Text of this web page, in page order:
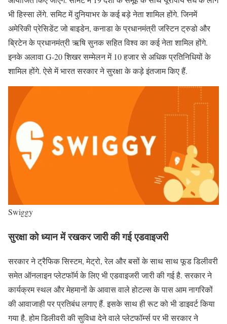
भी हिस्सा लेंगे. समिट में दुनियाभर के कई बड़े नेता शामिल होंगे. जिनमें
अमेरिकी प्रेसिडेंट जो बाइडेन, कनाडा के प्रधानमंत्री जस्टिन ट्रुडो और
ब्रिटेन के प्रधानमंत्री ऋषि सुनक सहित विश्व का कई नेता शामिल होंगे.
इनके अलावा G-20 शिखर सम्मेलन में 10 हजार से अधिक प्रतिनिधियों के
शामिल होंगे. ऐसे में भारत सरकार ने सुरक्षा के कड़े इंतजाम किए हैं.
Swiggy
सुरक्षा को ध्यान में रखकर जारी की गई एडवाइजरी
सरकार ने ट्रैफिक सिस्टम, मेट्रो, रेल और बसों के साथ साथ फूड डिलीवरी
समेत ऑनलाइन प्लेटफॉर्म के लिए भी एडवाइजरी जारी की गई है. सरकार ने
कार्यक्रम स्थल और मेहमानों के आवास वाले होटल्स के पास आम नागरिकों
की आवाजाही पर प्रतिबंध लगाए हैं. इसके साथ ही रूट को भी डाइवर्ट किया
गया है. होम डिलीवरी की सुविधा देने वाले प्लेटफॉर्म्स पर भी सरकार ने